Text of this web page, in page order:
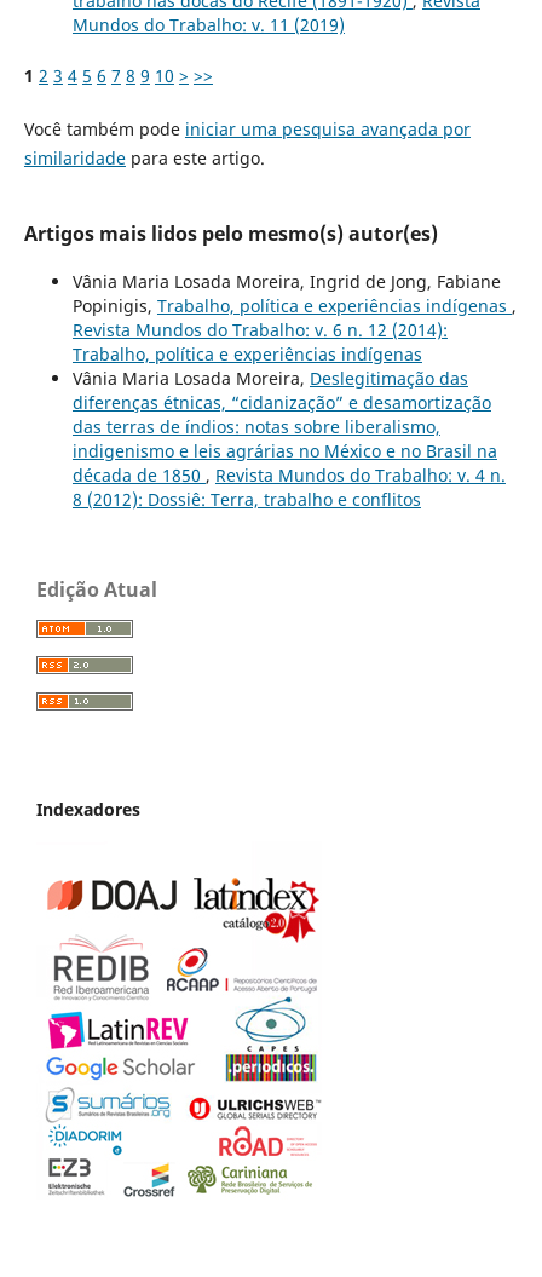
Mundos do Trabalho: v. 11 (2019)
1 2 3 4 5 6 7 8 9 10 > >>
Você também pode iniciar uma pesquisa avançada por
similaridadepara este artigo.
Artigos mais lidos pelo mesmo(s) autor(es)
Vânia Maria Losada Moreira, Ingrid de Jong, Fabiane
Popinigis, Trabalho, política e experiências indígenas ,
Revista Mundos do Trabalho: v. 6 n. 12 (2014):
Trabalho, política e experiências indígenas
Vânia Maria Losada Moreira, Deslegitimação das
diferenças étnicas, “cidanização” e desamortização
das terras de índios: notas sobre liberalismo,
indigenismo e leis agrárias no México e no Brasil na
década de 1850 , Revista Mundos do Trabalho: v. 4 n.
8 (2012): Dossiê: Terra, trabalho e conflitos
Edição Atual
Indexadores